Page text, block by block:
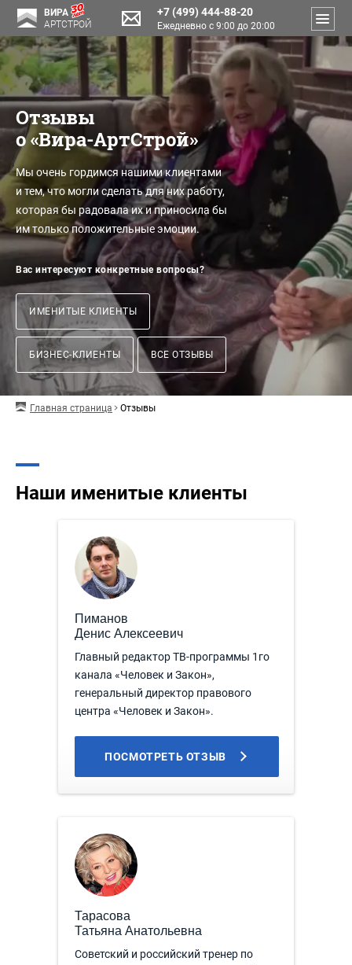
ВИРА
АРТСТРОЙ
+7 (499) 444-88-20
Ежедневно с 9:00 до 20:00
Отзывы
о «Вира-АртСтрой»
Мы очень гордимся нашими клиентами
и тем, что могли сделать для них работу,
которая бы радовала их и приносила бы
им только положительные эмоции.
Вас интересуют конкретные вопросы?
ИМЕНИТЫЕ КЛИЕНТЫ
БИЗНЕС-КЛИЕНТЫ ВСЕ ОТЗЫВЫ
Главная страница Отзывы
Наши именитые клиенты
Пиманов
Денис Алексеевич
Главный редактор ТВ-программы 1го
канала «Человек и Закон»,
генеральный директор правового
центра «Человек и Закон».
ПОСМОТРЕТЬ ОТЗЫВ
Тарасова
Татьяна Анатольевна
Советский и российский тренер по